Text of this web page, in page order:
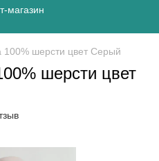
шерсти цвет Серый
шерсти цвет